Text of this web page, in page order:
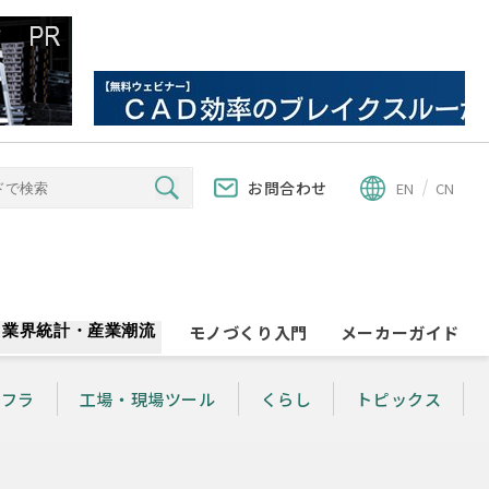
お問合わせ EN CN
業界統計・産業潮流 モノづくり入門 メーカーガイド
ラ 工場・現場ツール くらし トピックス